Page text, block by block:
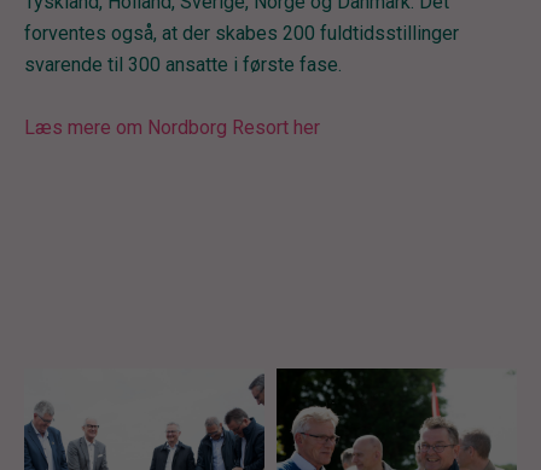
forventes også, at der skabes 200 fuldtidsstillinger
svarende til 300 ansatte i første fase.
Læs mere om Nordborg Resort her